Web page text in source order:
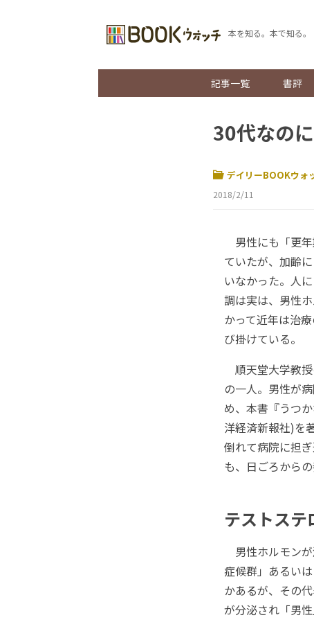
本を知る。本で知る。
記事一覧 書評
30代なの
デイリーBOOKウォ
2018/2/11
男性にも「更
ていたが、加齢
いなかった。人
調は実は、男性
かって近年は治
び掛けている。
順天堂大学教
の一人。男性が
め、本書『うつ
洋経済新報社)を
倒れて病院に担
も、日ごろから
テストス
男性ホルモン
症候群」あるい
かあるが、その
が分泌され「男